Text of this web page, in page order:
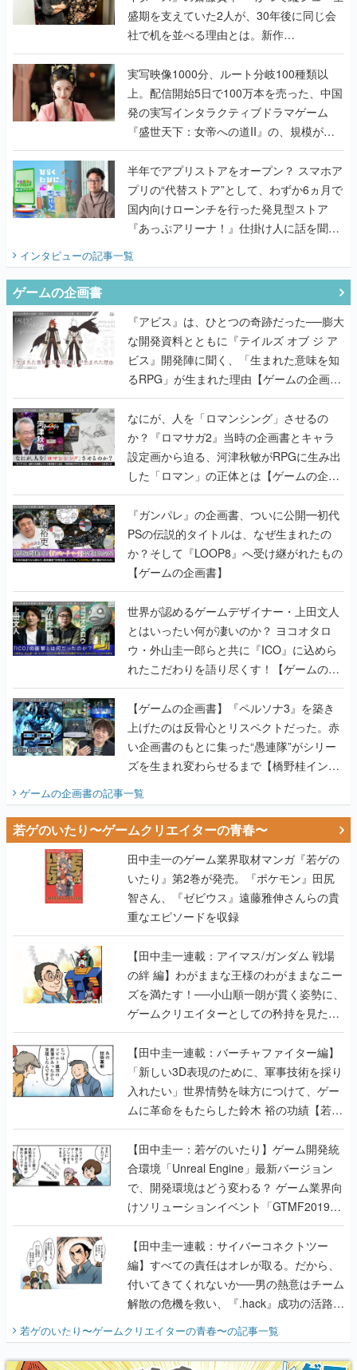
盛期を支えていた2人が、30年後に同じ会
社で机を並べる理由とは。新作
『TATSUJIN EXTREME』で初タッグを組
んだレジェンド2人に訊く開発秘話
実写映像1000分、ルート分岐100種類以
上。配信開始5日で100万本を売った、中国
発の実写インタラクティブドラマゲーム
『盛世天下：女帝への道II』の、規模が違
うこだわりをプロデューサーに聞いた
半年でアプリストアをオープン？ スマホア
プリの“代替ストア”として、わずか6ヵ月で
国内向けローンチを行った発見型ストア
『あっぷアリーナ！』仕掛け人に話を聞い
てみた
インタビューの記事一覧
ゲームの企画書
『アビス』は、ひとつの奇跡だった──膨大
な開発資料とともに『テイルズ オブ ジ ア
ビス』開発陣に聞く、「生まれた意味を知
るRPG」が生まれた理由【ゲームの企画
書】
なにが、人を「ロマンシング」させるの
か？『ロマサガ2』当時の企画書とキャラ
設定画から迫る、河津秋敏がRPGに生み出
した「ロマン」の正体とは【ゲームの企画
書】
『ガンパレ』の企画書、ついに公開━初代
PSの伝説的タイトルは、なぜ生まれたの
か？そして『LOOP8』へ受け継がれたもの
【ゲームの企画書】
世界が認めるゲームデザイナー・上田文人
とはいったい何が凄いのか？ ヨコオタロ
ウ・外山圭一郎らと共に『ICO』に込めら
れたこだわりを語り尽くす！【ゲームの企
画書】
【ゲームの企画書】『ペルソナ3』を築き
上げたのは反骨心とリスペクトだった。赤
い企画書のもとに集った“愚連隊”がシリー
ズを生まれ変わらせるまで【橋野桂インタ
ビュー】
ゲームの企画書の記事一覧
若ゲのいたり〜ゲームクリエイターの青春〜
田中圭一のゲーム業界取材マンガ『若ゲの
いたり』第2巻が発売。『ポケモン』田尻
智さん、『ゼビウス』遠藤雅伸さんらの貴
重なエピソードを収録
【田中圭一連載：アイマス/ガンダム 戦場
の絆 編】わがままな王様のわがままなニー
ズを満たす！──小山順一朗が貫く姿勢に、
ゲームクリエイターとしての矜持を見た
【若ゲのいたり最終回】
【田中圭一連載：バーチャファイター編】
「新しい3D表現のために、軍事技術を採り
入れたい」世界情勢を味方につけて、ゲー
ムに革命をもたらした鈴木 裕の功績【若ゲ
のいたり】
【田中圭一：若ゲのいたり】ゲーム開発統
合環境「Unreal Engine」最新バージョン
で、開発環境はどう変わる？ ゲーム業界向
けソリューションイベント「GTMF2019」
に行って、より理解を深めよう【PR】
【田中圭一連載：サイバーコネクトツー
編】すべての責任はオレが取る。だから、
付いてきてくれないか──男の熱意はチーム
解散の危機を救い、『.hack』成功の活路を
開く。業界の快男児・松山 洋に流れる血は
『少年ジャンプ』色だった【若ゲのいた
り】
若ゲのいたり〜ゲームクリエイターの青春〜の記事一覧